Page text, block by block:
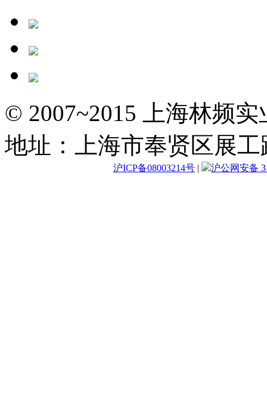
© 2007~2015 上海林频
地址：上海市奉贤区展工
沪ICP备08003214号 | 沪公网安备